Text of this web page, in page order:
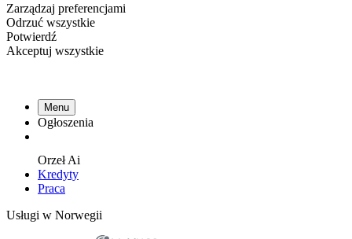
Zarządzaj preferencjami
Odrzuć wszystkie
Potwierdź
Akceptuj wszystkie
Menu
Ogłoszenia
OrzełAi
Kredyty
Praca
Usługi w Norwegii